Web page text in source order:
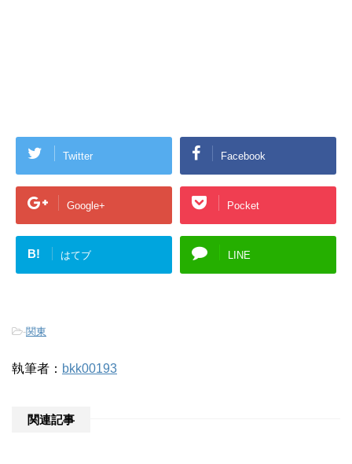
Twitter Facebook
Google+ Pocket
B! はてブ LINE
-関東
執筆者： bkk00193
関連記事